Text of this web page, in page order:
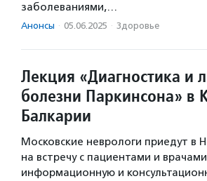
заболеваниями,…
Анонсы · 05.06.2025 · Здоровье
Лекция «Диагностика и
болезни Паркинсона» в
Балкарии
Московские неврологи приедут в
на встречу с пациентами и
информационную и